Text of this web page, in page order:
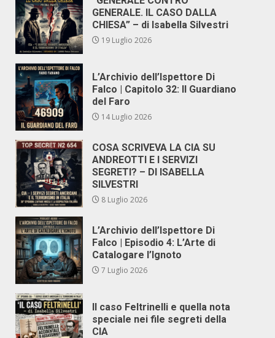
GENERALE. IL CASO DALLA
CHIESA” – di Isabella Silvestri
19 Luglio 2026
L’Archivio dell’Ispettore Di
Falco | Capitolo 32: Il Guardiano
del Faro
14 Luglio 2026
COSA SCRIVEVA LA CIA SU
ANDREOTTI E I SERVIZI
SEGRETI? – DI ISABELLA
SILVESTRI
8 Luglio 2026
L’Archivio dell’Ispettore Di
Falco | Episodio 4: L’Arte di
Catalogare l’Ignoto
7 Luglio 2026
Il caso Feltrinelli e quella nota
speciale nei file segreti della
CIA